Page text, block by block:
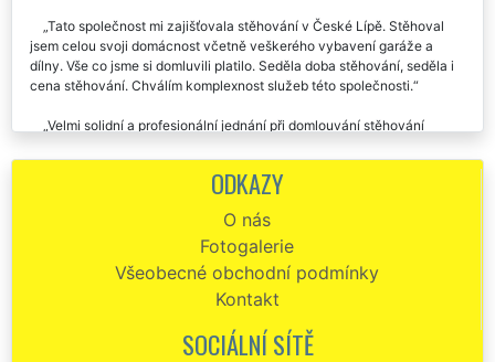
Tato společnost mi zajišťovala stěhování v České Lípě. Stěhoval
jsem celou svoji domácnost včetně veškerého vybavení garáže a
dílny. Vše co jsme si domluvili platilo. Seděla doba stěhování, seděla i
cena stěhování. Chválím komplexnost služeb této společnosti.
Velmi solidní a profesionální jednání při domlouvání stěhování
práce, doporučuji.
domácnosti v České Lípě. Profesionální přístup, Výborné vystupování.
Za nás dáváme společnosti EXTRA STĚHOVÁNÍ palec nahoru 👍.
Stěhovali jsme celou domácnost naší babičky. Zásluhou pánů ze
společnosti EXTRA STĚHOVÁNÍ jsme byli kompletně hotový za 6
nám, obyčejným lidem, kteří se stěhováním nemají žádné zkušenosti.
ODKAZY
O nás
Fotogalerie
Všeobecné obchodní podmínky
Kontakt
SOCIÁLNÍ SÍTĚ